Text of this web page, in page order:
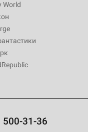
World
31-36